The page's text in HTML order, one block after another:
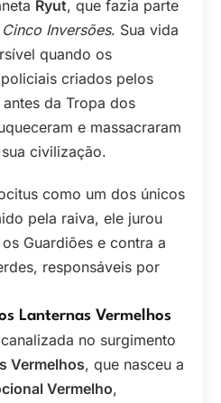
Ryut, que fazia parte
Inversões. Sua vida
quando os
criados pelos
da Tropa dos
e massacraram
civilização.
como um dos únicos
pela raiva, ele jurou
Guardiões e contra a
responsáveis por
Lanternas Vermelhos
no surgimento
Vermelhos, que nasceu a
Vermelho,